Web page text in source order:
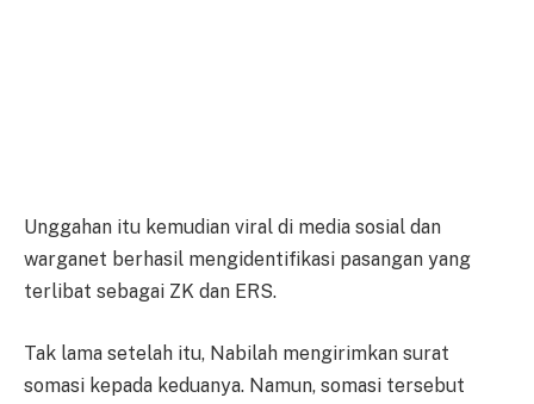
Unggahan itu kemudian viral di media sosial dan
warganet berhasil mengidentifikasi pasangan yang
terlibat sebagai ZK dan ERS.
Tak lama setelah itu, Nabilah mengirimkan surat
somasi kepada keduanya. Namun, somasi tersebut